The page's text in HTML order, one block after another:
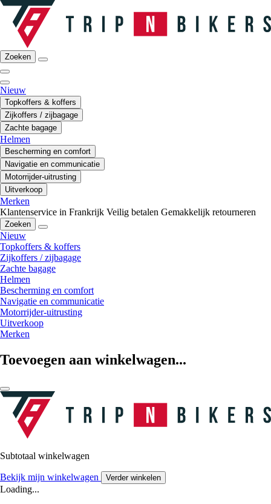
Zoeken
Nieuw
Topkoffers & koffers
Zijkoffers / zijbagage
Zachte bagage
Helmen
Bescherming en comfort
Navigatie en communicatie
Motorrijder-uitrusting
Uitverkoop
Merken
Klantenservice in Frankrijk Veilig betalen Gemakkelijk retourneren
Zoeken
Nieuw
Topkoffers & koffers
Zijkoffers / zijbagage
Zachte bagage
Helmen
Bescherming en comfort
Navigatie en communicatie
Motorrijder-uitrusting
Uitverkoop
Merken
Toevoegen aan winkelwagen...
Subtotaal winkelwagen
Bekijk mijn winkelwagen Verder winkelen
Loading...